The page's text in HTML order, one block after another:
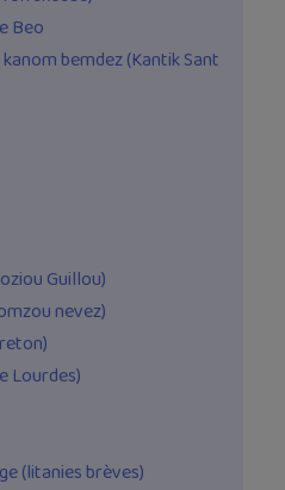
Beo
bemdez (Kantik Sant
Guillou)
nevez)
Lourdes)
(litanies brèves)